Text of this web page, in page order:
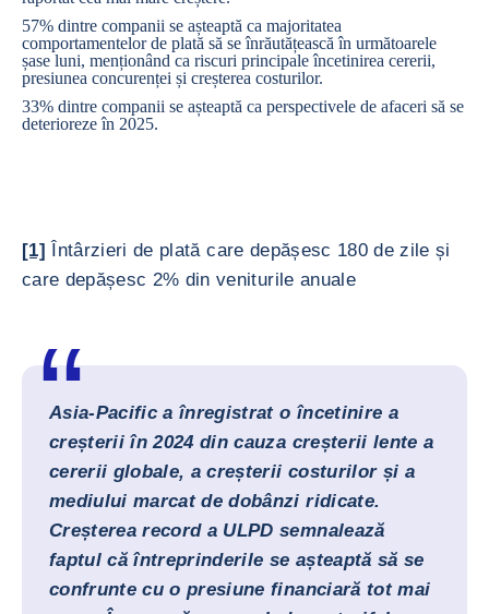
57% dintre companii se așteaptă ca majoritatea
comportamentelor de plată să se înrăutățească în următoarele
șase luni, menționând ca riscuri principale încetinirea cererii,
presiunea concurenței și creșterea costurilor.
33% dintre companii se așteaptă ca perspectivele de afaceri să se
deterioreze în 2025.
[1] Întârzieri de plată care depășesc 180 de zile și
care depășesc 2% din veniturile anuale
Asia-Pacific a înregistrat o încetinire a
creșterii în 2024 din cauza creșterii lente a
cererii globale, a creșterii costurilor și a
mediului marcat de dobânzi ridicate.
Creșterea record a ULPD semnalează
faptul că întreprinderile se așteaptă să se
confrunte cu o presiune financiară tot mai